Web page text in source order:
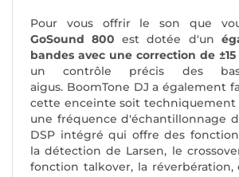
Pour vous offrir le son que
GoSound 800 est dotée d'un
bandes avec une correction de ±15
un contrôle précis des
aigus. BoomTone DJ a également
cette enceinte soit techniquement
une fréquence d'échantillonnage
DSP intégré qui offre des
la détection de Larsen, le
fonction talkover, la réverbération,